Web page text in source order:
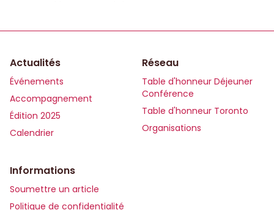
Actualités
Événements
Accompagnement
Édition 2025
Calendrier
Réseau
Table d'honneur Déjeuner
Conférence
Table d'honneur Toronto
Organisations
Informations
Soumettre un article
Politique de confidentialité